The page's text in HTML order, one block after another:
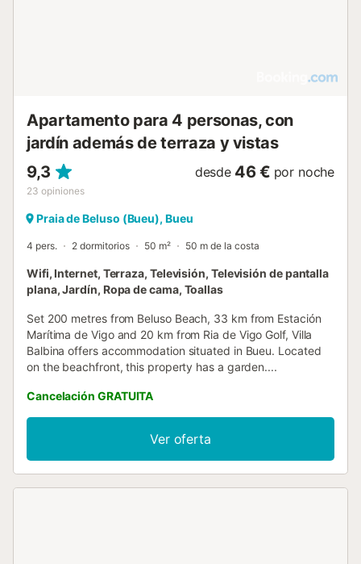
Apartamento para 4 personas, con
jardín además de terraza y vistas
9,3
23 opiniones
desde 46 € por noche
Praia de Beluso (Bueu), Bueu
4 pers. 2 dormitorios 50 m² 50 m de la costa
Wifi, Internet, Terraza, Televisión, Televisión de pantalla
plana, Jardín, Ropa de cama, Toallas
Set 200 metres from Beluso Beach, 33 km from Estación
Marítima de Vigo and 20 km from Ria de Vigo Golf, Villa
Balbina offers accommodation situated in Bueu. Located
on the beachfront, this property has a garden....
Cancelación GRATUITA
Ver oferta